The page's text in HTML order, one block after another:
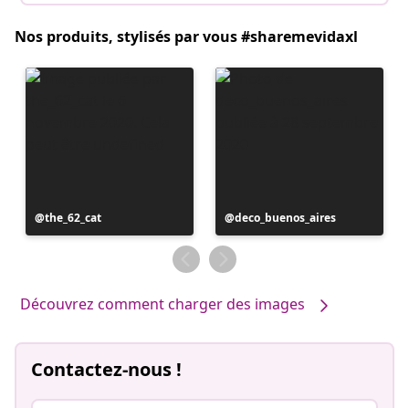
Nos produits, stylisés par vous #sharemevidaxl
Publication
publiée
the_62_cat
Publication
publiée
par
deco_buenos_aires
Découvrez comment charger des images
Contactez-nous !